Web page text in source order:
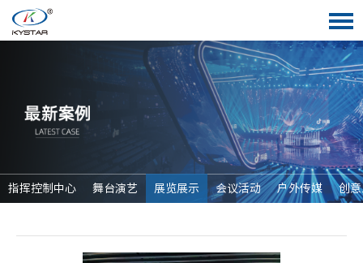
指挥控制中心 舞台演艺 展览展示 会议活动 户外传媒 创